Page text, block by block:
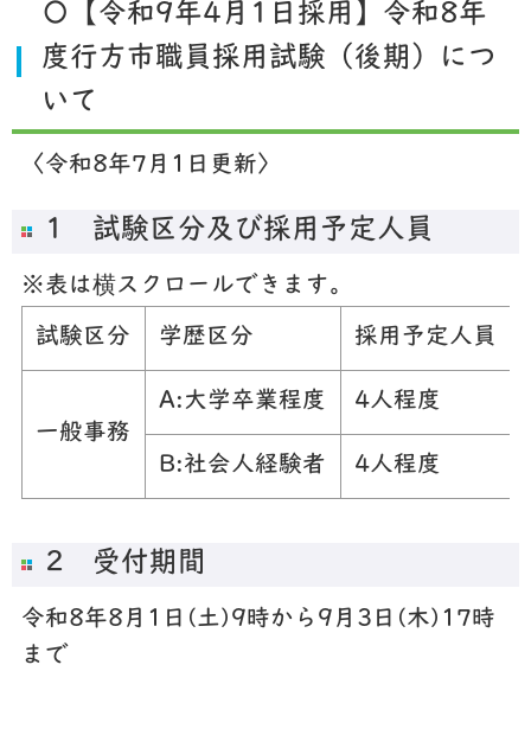
〇【令和9年4月1日採用】令和8年
度行方市職員採用試験（後期）につ
いて
〈令和8年7月1日更新〉
1 試験区分及び採用予定人員
※表は横スクロールできます。
試験区分 学歴区分 採用予定人員
一般事務
A:大学卒業程度 4人程度
B:社会人経験者 4人程度
2 受付期間
令和8年8月1日(土)9時から9月3日(木)17時
まで